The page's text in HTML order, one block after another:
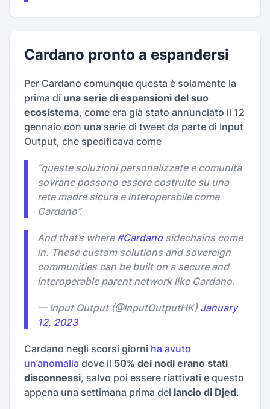
Cardano pronto a espandersi
Per Cardano comunque questa è solamente la
prima di una serie di espansioni del suo
ecosistema, come era già stato annunciato il 12
gennaio con una serie di tweet da parte di Input
Output, che specificava come
“queste soluzioni personalizzate e comunità
sovrane possono essere costruite su una
rete madre sicura e interoperabile come
Cardano”.
And that’s where #Cardano sidechains come
in. These custom solutions and sovereign
communities can be built on a secure and
interoperable parent network like Cardano.
— Input Output (@InputOutputHK) January
12, 2023
Cardano negli scorsi giorni ha avuto
un’anomalia dove il 50% dei nodi erano stati
disconnessi, salvo poi essere riattivati e questo
appena una settimana prima del lancio di Djed.